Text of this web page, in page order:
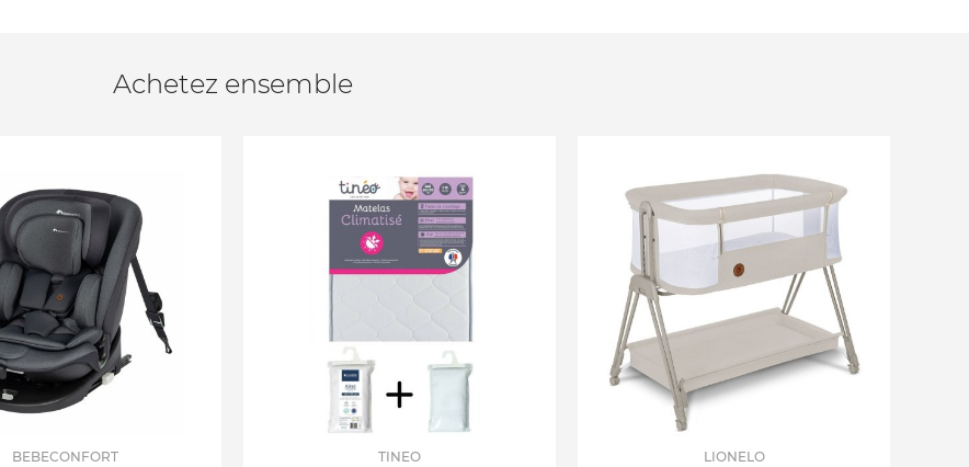
Achetez ensemble
BEBECONFORT
TINEO
LIONELO